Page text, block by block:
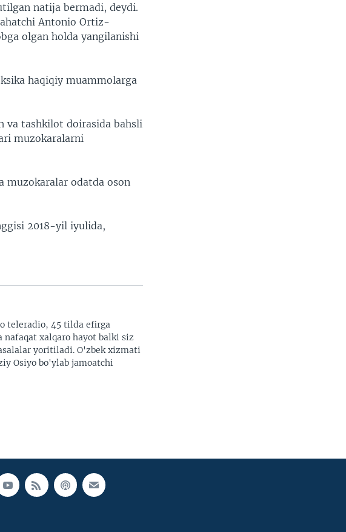
natija bermadi, deydi.
Antonio Ortiz-
olgan holda yangilanishi
haqiqiy muammolarga
va tashkilot doirasida bahsli
muzokaralarni
muzokaralar odatda oson
2018-yil iyulida,
teleradio, 45 tilda efirga
xalqaro hayot balki siz
yoritiladi. O'zbek xizmati
Osiyo bo'ylab jamoatchi